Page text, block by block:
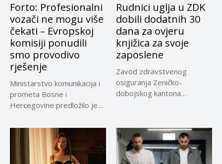
Forto: Profesionalni
vozači ne mogu više
čekati – Evropskoj
komisiji ponudili
smo provodivo
rješenje
Ministarstvo komunikacija i
prometa Bosne i
Hercegovine predložilo je
privremeno...
Rudnici uglja u ZDK
dobili dodatnih 30
dana za ovjeru
knjižica za svoje
zaposlene
Zavod zdravstvenog
osiguranja Zeničko-
dobojskog kantona